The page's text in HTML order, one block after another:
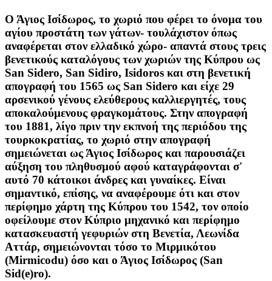
Ο Άγιος Ισίδωρος, το χωριό που φέρει το όνομα του
αγίου προστάτη των γάτων- τουλάχιστον όπως
αναφέρεται στον ελλαδικό χώρο- απαντά στους τρεις
βενετικούς καταλόγους των χωριών της Κύπρου ως
San Sidero, San Sidiro, Ιsidoros και στη βενετική
απογραφή του 1565 ως San Sidero και είχε 29
αρσενικού γένους ελεύθερους καλλιεργητές, τους
αποκαλούμενους φραγκομάτους. Στην απογραφή
του 1881, λίγο πριν την εκπνοή της περιόδου της
τουρκοκρατίας, το χωριό στην απογραφή
σημειώνεται ως Άγιος Ισίδωρος και παρουσιάζει
αύξηση του πληθυσμού αφού καταγράφονται σ'
αυτό 70 κάτοικοι άνδρες και γυναίκες. Είναι
σημαντικό, επίσης, να αναφέρουμε ότι και στον
περίφημο χάρτη της Κύπρου του 1542, τον οποίο
οφείλουμε στον Κύπριο μηχανικό και περίφημο
κατασκευαστή γεφυριών στη Βενετία, Λεωνίδα
Αττάρ, σημειώνονται τόσο το Μιρμικότου
(Mirmicodu) όσο και ο Άγιος Ισίδωρος (San
Sid(e)ro).